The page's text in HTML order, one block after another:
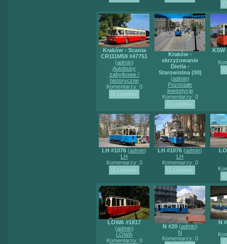
Kraków - Scania
CR111M59 #47751
(admin)
Autobusy
zabytkowe /
historyczne
Komentarzy: 0
Kraków -
skrzyżowanie
Dietla -
Starowislna (00)
(admin)
Pozostałe
inwestycje
Komentarzy: 0
KSW
LH #1076 (admin)
LH
Komentarzy: 0
LH #1076 (admin)
LH
Komentarzy: 0
LOWA #1817
(admin)
LOWA
Komentarzy: 0
N #20(admin)
N
Komentarzy: 0
N